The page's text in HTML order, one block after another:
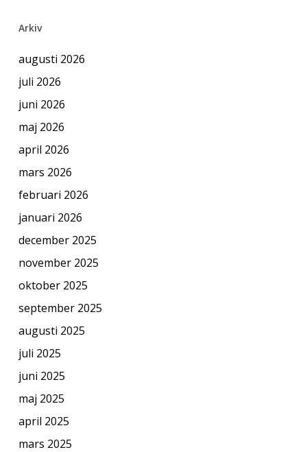
Arkiv
augusti 2026
juli 2026
juni 2026
maj 2026
april 2026
mars 2026
februari 2026
januari 2026
december 2025
november 2025
oktober 2025
september 2025
augusti 2025
juli 2025
juni 2025
maj 2025
april 2025
mars 2025